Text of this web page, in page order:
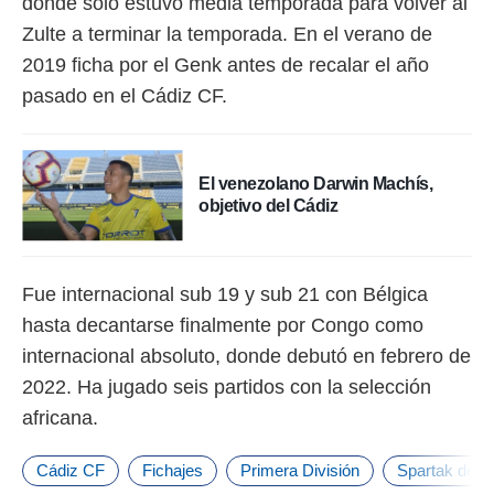
utilizar
crear un
uso de
contenido
medir el
de la
de
de
de
de
con el
Zulte a terminar la temporada. En el verano de
2019 ficha por el Genk antes de recalar el año
pasado en el Cádiz CF.
El venezolano Darwin Machís,
objetivo del Cádiz
Fue internacional sub 19 y sub 21 con Bélgica
hasta decantarse finalmente por Congo como
internacional absoluto, donde debutó en febrero de
2022. Ha jugado seis partidos con la selección
africana.
Cádiz CF Fichajes Primera División Spartak de